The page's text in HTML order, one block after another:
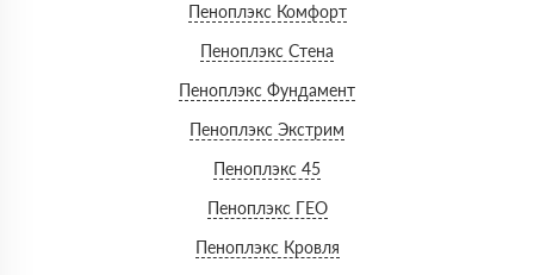
Пеноплэкс Комфорт
Пеноплэкс Стена
Пеноплэкс Фундамент
Пеноплэкс Экстрим
Пеноплэкс 45
Пеноплэкс ГЕО
Пеноплэкс Кровля